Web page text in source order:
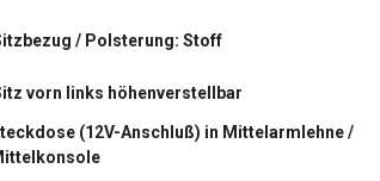
/ Polsterung: Stoff
vorn links höhenverstellbar
(12V-Anschluß) in Mittelarmlehne /